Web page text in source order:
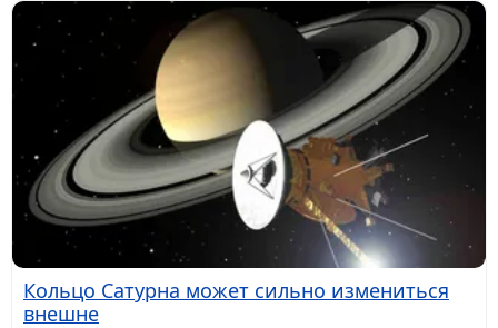
Кольцо Сатурна может сильно измениться
внешне